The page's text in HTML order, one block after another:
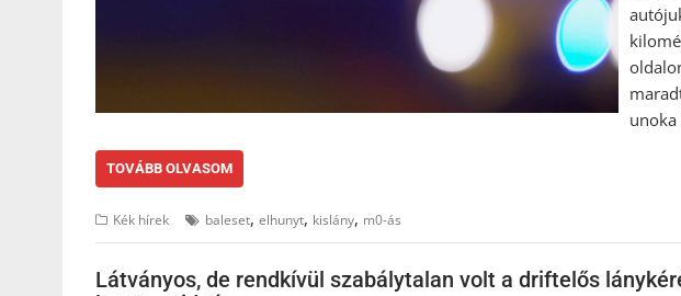
TOVÁBB OLVASOM
Kék hírek baleset, elhunyt, kislány, m0-ás
Látványos, de rendkívül szabálytalan volt a driftelős